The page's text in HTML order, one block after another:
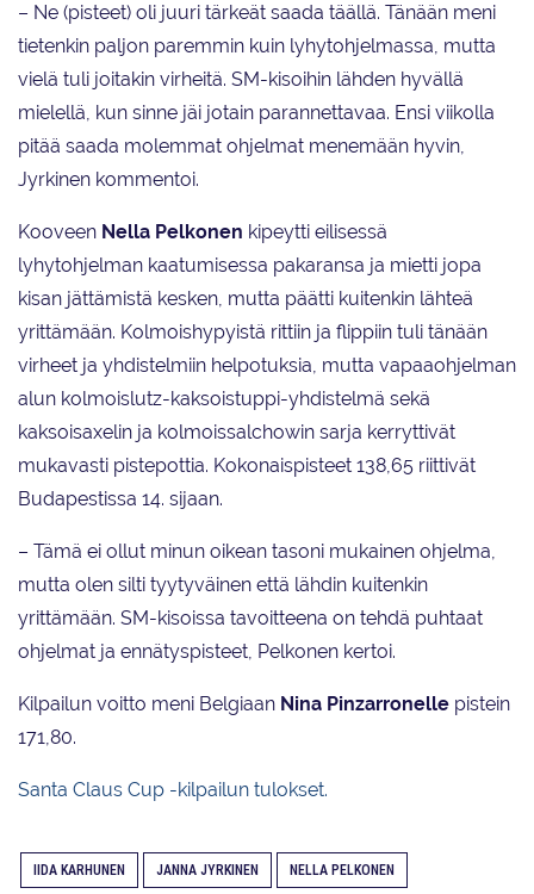
– Ne (pisteet) oli juuri tärkeät saada täällä. Tänään meni
tietenkin paljon paremmin kuin lyhytohjelmassa, mutta
vielä tuli joitakin virheitä. SM-kisoihin lähden hyvällä
mielellä, kun sinne jäi jotain parannettavaa. Ensi viikolla
pitää saada molemmat ohjelmat menemään hyvin,
Jyrkinen kommentoi.
Kooveen Nella Pelkonen kipeytti eilisessä
lyhytohjelman kaatumisessa pakaransa ja mietti jopa
kisan jättämistä kesken, mutta päätti kuitenkin lähteä
yrittämään. Kolmoishypyistä rittiin ja flippiin tuli tänään
virheet ja yhdistelmiin helpotuksia, mutta vapaaohjelman
alun kolmoislutz-kaksoistuppi-yhdistelmä sekä
kaksoisaxelin ja kolmoissalchowin sarja kerryttivät
mukavasti pistepottia. Kokonaispisteet 138,65 riittivät
Budapestissa 14. sijaan.
– Tämä ei ollut minun oikean tasoni mukainen ohjelma,
mutta olen silti tyytyväinen että lähdin kuitenkin
yrittämään. SM-kisoissa tavoitteena on tehdä puhtaat
ohjelmat ja ennätyspisteet, Pelkonen kertoi.
Kilpailun voitto meni Belgiaan Nina Pinzarronelle pistein
171,80.
Santa Claus Cup -kilpailun tulokset.
IIDA KARHUNEN JANNA JYRKINEN NELLA PELKONEN